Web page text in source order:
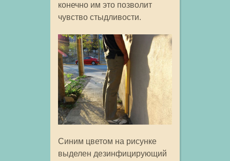
конечно им это позволит
чувство стыдливости.
Синим цветом на рисунке
выделен дезинфицирующий